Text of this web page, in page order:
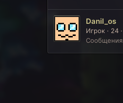
Danil_os
Игрок · 24 ·
Сообщения